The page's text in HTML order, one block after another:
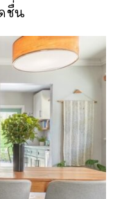
ชื่น